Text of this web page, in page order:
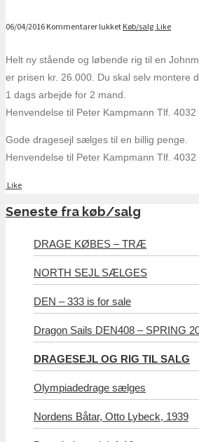
06/04/2016 Kommentarer lukket til
rig
til
salg
Køb/salg Like
Helt ny stående og løbende rig til en
er prisen kr. 26.000. Du skal selv montere
1 dags arbejde for 2 mand.
Henvendelse til Peter Kampmann Tlf. 4032
Gode dragesejl sælges til en billig penge.
Henvendelse til Peter Kampmann Tlf. 4032
Like
Seneste fra køb/salg
DRAGE KØBES – TRÆ
NORTH SEJL SÆLGES
DEN – 333 is for sale
Dragon Sails DEN408 – SPRING
DRAGESEJL OG RIG TIL SALG
Olympiadedrage sælges
Nordens Båtar, Otto Lybeck, 1939